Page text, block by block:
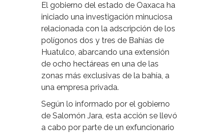
El gobierno del estado de Oaxaca ha
iniciado una investigación minuciosa
relacionada con la adscripción de los
polígonos dos y tres de Bahías de
Huatulco, abarcando una extensión
de ocho hectáreas en una de las
zonas más exclusivas de la bahía, a
una empresa privada.
Según lo informado por el gobierno
de Salomón Jara, esta acción se llevó
a cabo por parte de un exfuncionario